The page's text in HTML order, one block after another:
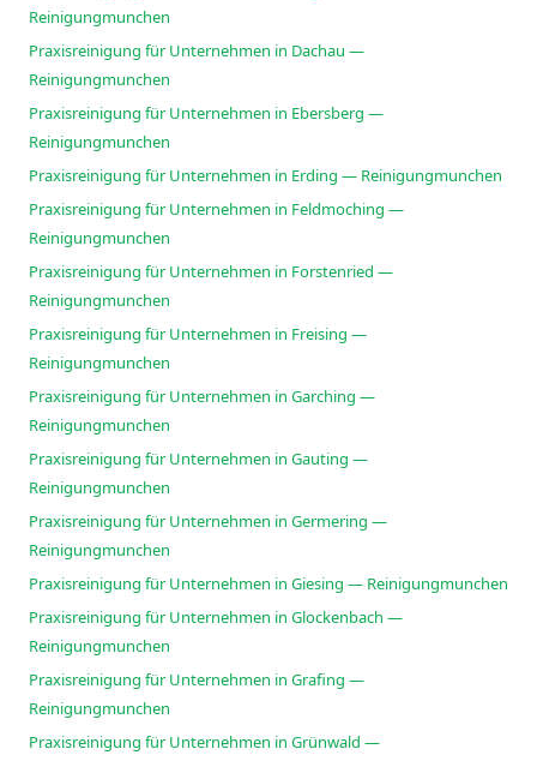
Reinigungmunchen
Praxisreinigung für Unternehmen in Dachau —
Reinigungmunchen
Praxisreinigung für Unternehmen in Ebersberg —
Reinigungmunchen
Praxisreinigung für Unternehmen in Erding — Reinigungmunchen
Praxisreinigung für Unternehmen in Feldmoching —
Reinigungmunchen
Praxisreinigung für Unternehmen in Forstenried —
Reinigungmunchen
Praxisreinigung für Unternehmen in Freising —
Reinigungmunchen
Praxisreinigung für Unternehmen in Garching —
Reinigungmunchen
Praxisreinigung für Unternehmen in Gauting —
Reinigungmunchen
Praxisreinigung für Unternehmen in Germering —
Reinigungmunchen
Praxisreinigung für Unternehmen in Giesing — Reinigungmunchen
Praxisreinigung für Unternehmen in Glockenbach —
Reinigungmunchen
Praxisreinigung für Unternehmen in Grafing —
Reinigungmunchen
Praxisreinigung für Unternehmen in Grünwald —